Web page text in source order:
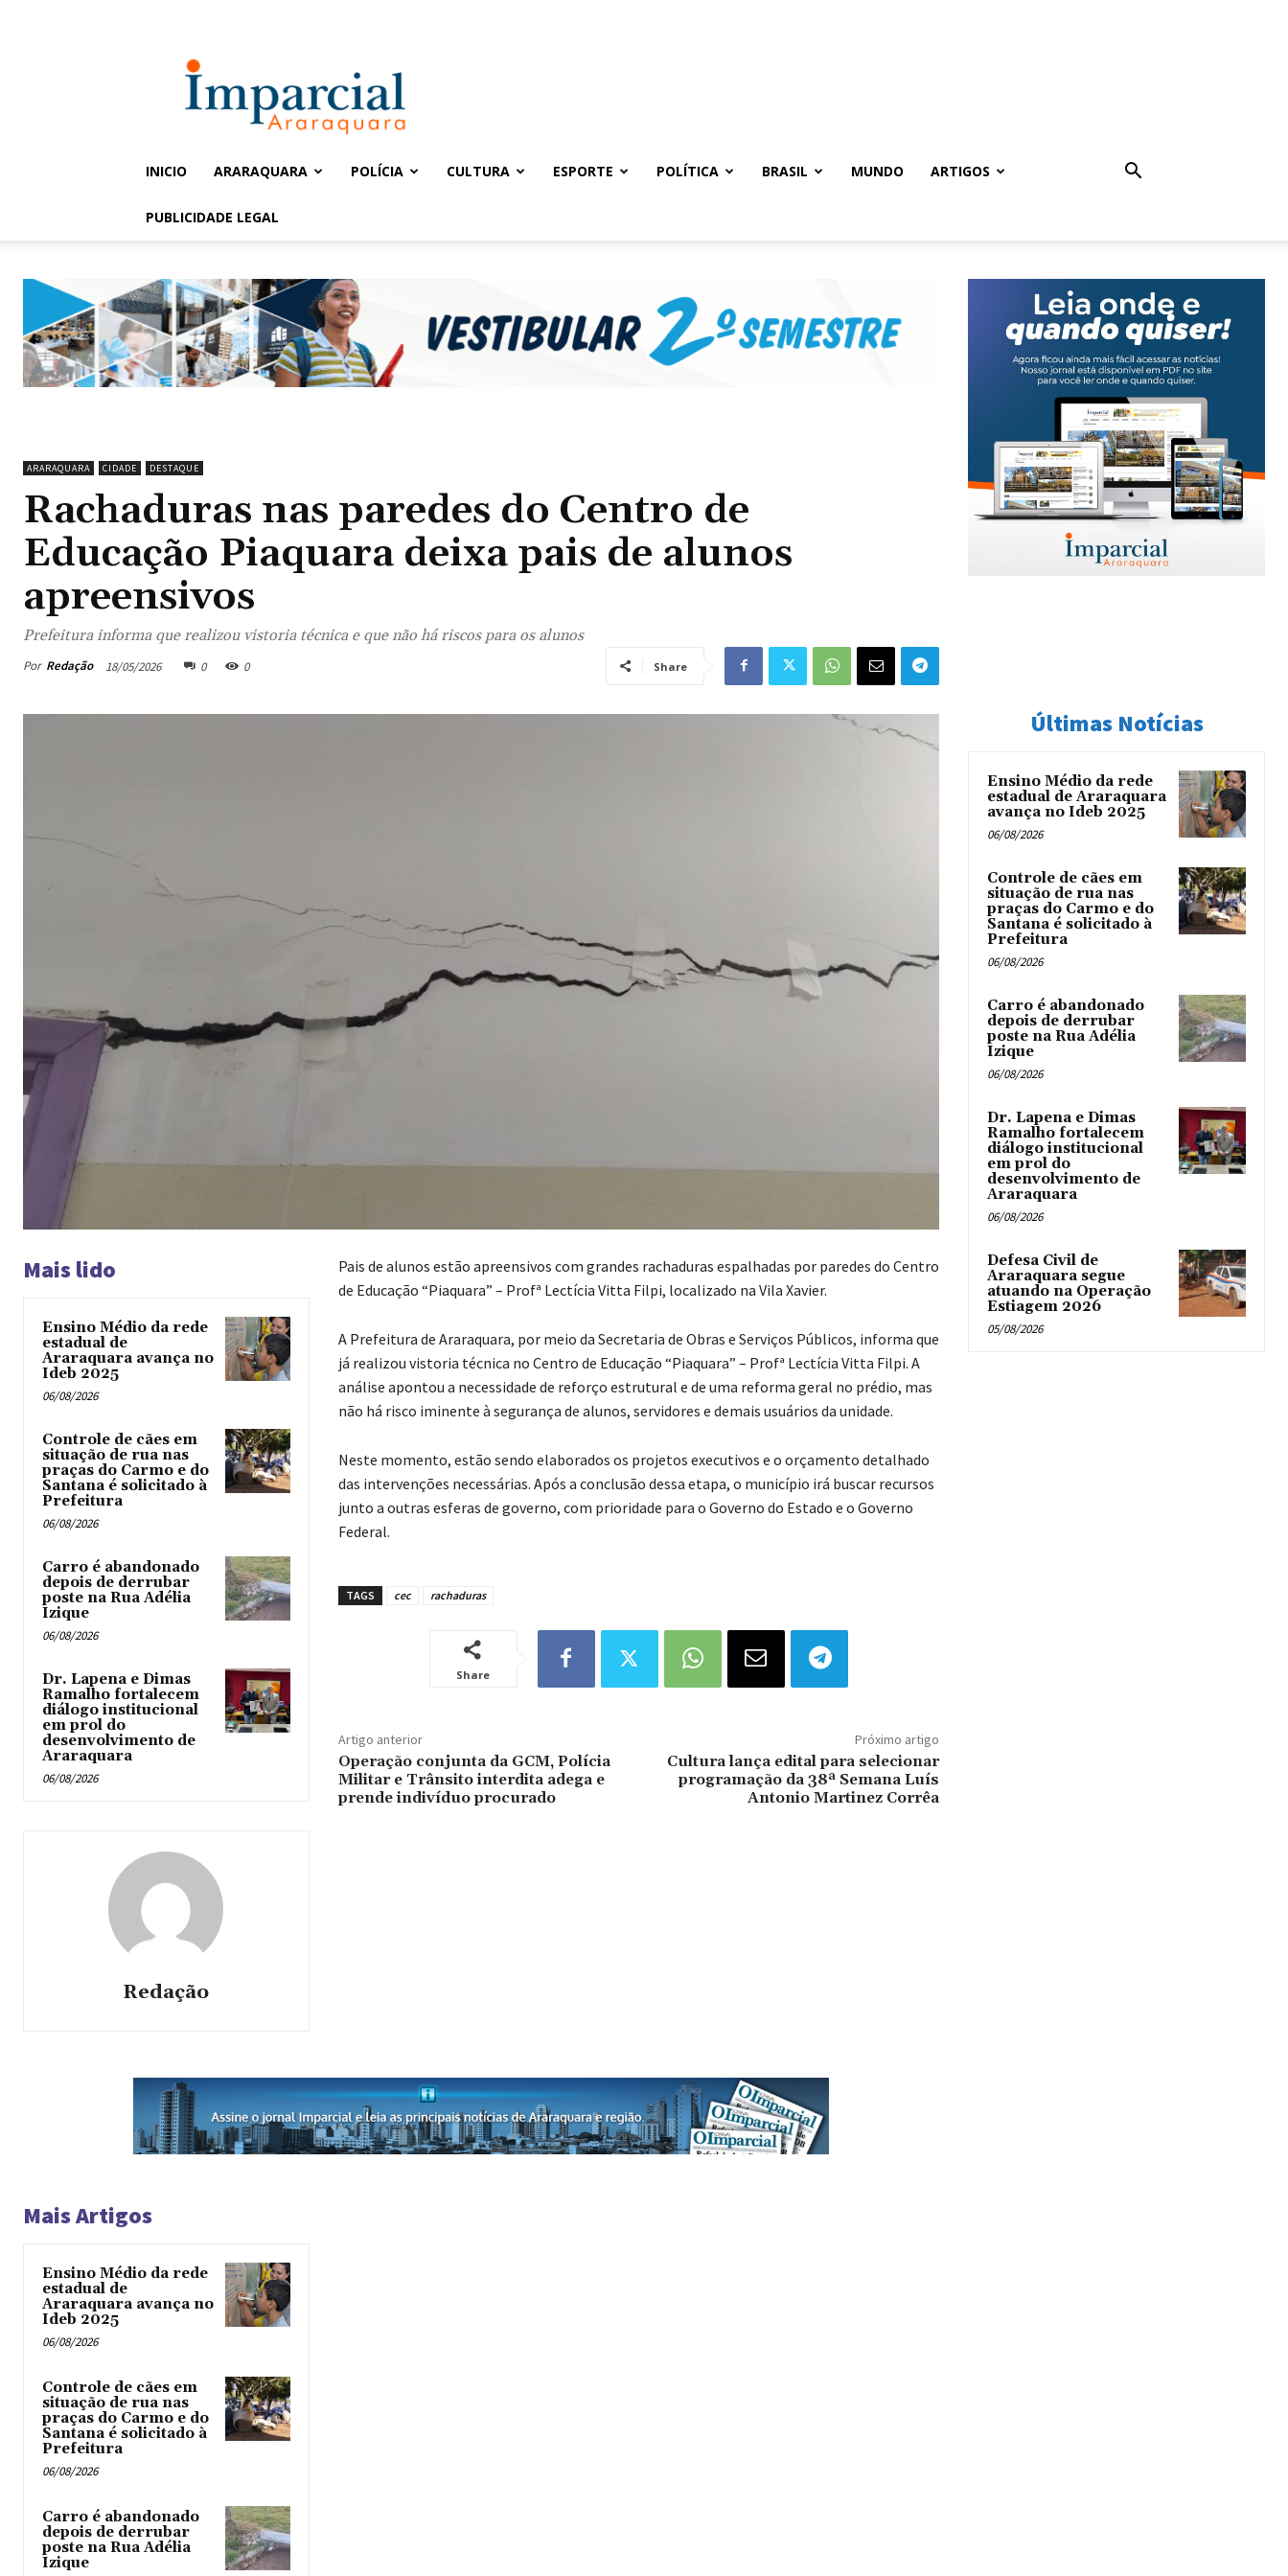
Imparcial
INICIO ARARAQUARA POLÍCIA CULTURA ESPORTE POLÍTICA BRASIL MUNDO ARTIGOS
PUBLICIDADE LEGAL
ARARAQUARA CIDADE DESTAQUE
Rachaduras nas paredes do Centro de
Educação Piaquara deixa pais de alunos
apreensivos
Prefeitura informa que realizou vistoria técnica e que não há riscos para os alunos
Por Redação 18/05/2026 0 0 Share
Mais lido
Ensino Médio da rede
estadual de
Araraquara avança no
Ideb 2025
06/08/2026
Controle de cães em
situação de rua nas
praças do Carmo e do
Santana é solicitado à
Prefeitura
06/08/2026
Carro é abandonado
depois de derrubar
poste na Rua Adélia
Izique
06/08/2026
Dr. Lapena e Dimas
Ramalho fortalecem
diálogo institucional
em prol do
desenvolvimento de
Araraquara
06/08/2026
Redação
Pais de alunos estão apreensivos com grandes rachaduras espalhadas por paredes do Centro
de Educação “Piaquara” – Profª Lectícia Vitta Filpi, localizado na Vila Xavier.
A Prefeitura de Araraquara, por meio da Secretaria de Obras e Serviços Públicos, informa que
já realizou vistoria técnica no Centro de Educação “Piaquara” – Profª Lectícia Vitta Filpi. A
análise apontou a necessidade de reforço estrutural e de uma reforma geral no prédio, mas
não há risco iminente à segurança de alunos, servidores e demais usuários da unidade.
Neste momento, estão sendo elaborados os projetos executivos e o orçamento detalhado
das intervenções necessárias. Após a conclusão dessa etapa, o município irá buscar recursos
junto a outras esferas de governo, com prioridade para o Governo do Estado e o Governo
Federal.
TAGS cec rachaduras
Share
Artigo anterior
Operação conjunta da GCM, Polícia
Militar e Trânsito interdita adega e
prende indivíduo procurado
Próximo artigo
Cultura lança edital para selecionar
programação da 38ª Semana Luís
Antonio Martinez Corrêa
Mais Artigos
Ensino Médio da rede
estadual de
Araraquara avança no
Ideb 2025
06/08/2026
Controle de cães em
situação de rua nas
praças do Carmo e do
Santana é solicitado à
Prefeitura
06/08/2026
Carro é abandonado
depois de derrubar
poste na Rua Adélia
Izique
Últimas Notícias
Ensino Médio da rede
estadual de Araraquara
avança no Ideb 2025
06/08/2026
Controle de cães em
situação de rua nas
praças do Carmo e do
Santana é solicitado à
Prefeitura
06/08/2026
Carro é abandonado
depois de derrubar
poste na Rua Adélia
Izique
06/08/2026
Dr. Lapena e Dimas
Ramalho fortalecem
diálogo institucional
em prol do
desenvolvimento de
Araraquara
06/08/2026
Defesa Civil de
Araraquara segue
atuando na Operação
Estiagem 2026
05/08/2026